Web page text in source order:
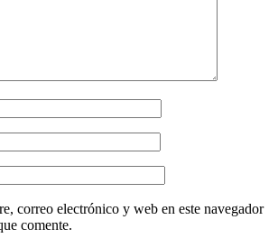
correo electrónico y web en este navegador
comente.